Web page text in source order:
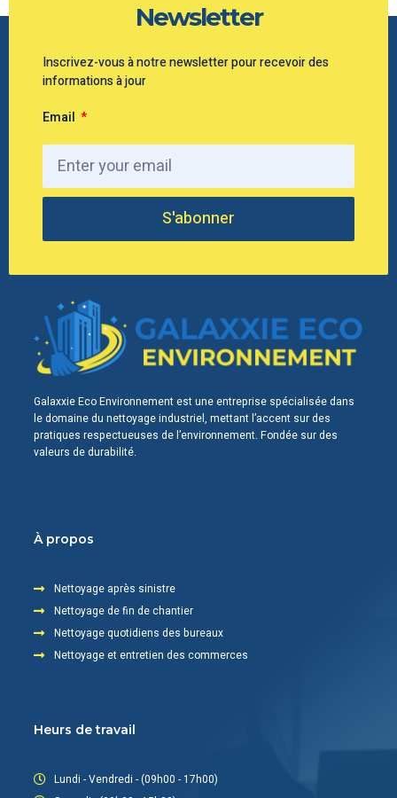
Newsletter
Inscrivez-vous à notre newsletter pour recevoir des
informations à jour
Email
S'abonner
Galaxxie Eco Environnement est une entreprise spécialisée dans
le domaine du nettoyage industriel, mettant l’accent sur des
pratiques respectueuses de l’environnement. Fondée sur des
valeurs de durabilité.
À propos
Nettoyage après sinistre
Nettoyage de fin de chantier
Nettoyage quotidiens des bureaux
Nettoyage et entretien des commerces
Heurs de travail
Lundi - Vendredi - (09h00 - 17h00)